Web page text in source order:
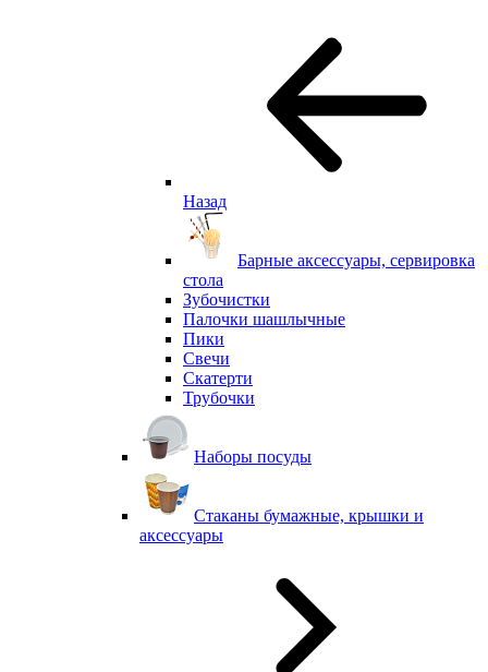
Назад
Барные аксессуары, сервировка
стола
Зубочистки
Палочки шашлычные
Пики
Свечи
Скатерти
Трубочки
Наборы посуды
Стаканы бумажные, крышки и
аксессуары